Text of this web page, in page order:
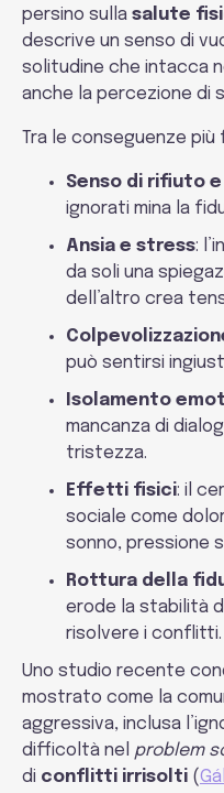
persino sulla salute
descrive un senso di
solitudine che intacca
anche la percezione di
Tra le conseguenze
Senso di rifiuto
ignorati mina la
Ansia e stress:
da soli una
dell’altro crea
può sentirsi
Isolamento
mancanza di
tristezza.
Effetti fisici: il
sociale come
sonno, pressione
Rottura della
erode la stabilità
risolvere i conflitti.
Uno studio recente
mostrato come la
aggressiva, inclusa
difficoltà nel problem
di conflitti irrisolti (